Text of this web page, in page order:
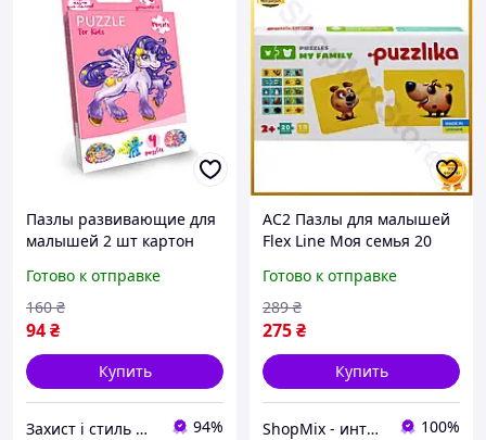
Пазлы развивающие для
малышей 2 шт картон
Danko Toys MC-6785
Готово к отправке
94₴
160 ₴
Купить
Захист і стиль — в одному магазині 94%
AC2 Пазлы для малышей
Flex Line Моя семья 20
развивающие игры для
детей от 3 лет пазлы DE
Готово к отправке
275₴
289 ₴
Купить
ShopMix - интернет-магазин сумок и аксессуаров 100%